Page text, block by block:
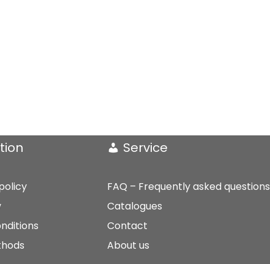
Service
FAQ – Frequently asked questions
Catalogues
Contact
About us